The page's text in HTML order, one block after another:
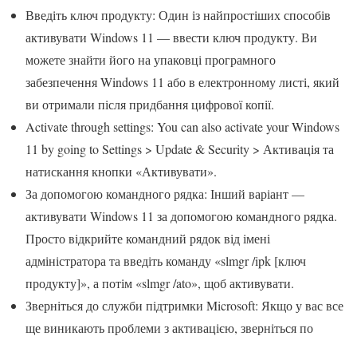
Введіть ключ продукту: Один із найпростіших способів
активувати Windows 11 — ввести ключ продукту. Ви
можете знайти його на упаковці програмного
забезпечення Windows 11 або в електронному листі, який
ви отримали після придбання цифрової копії.
Activate through settings: You can also activate your Windows
11 by going to Settings > Update & Security > Активація та
натискання кнопки «Активувати».
За допомогою командного рядка: Інший варіант —
активувати Windows 11 за допомогою командного рядка.
Просто відкрийте командний рядок від імені
адміністратора та введіть команду «slmgr /ipk [ключ
продукту]», а потім «slmgr /ato», щоб активувати.
Зверніться до служби підтримки Microsoft: Якщо у вас все
ще виникають проблеми з активацією, зверніться по